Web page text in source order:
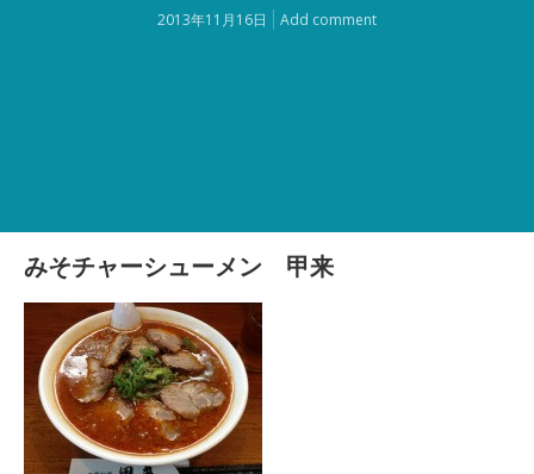
2013年11月16日 Add comment
みそチャーシューメン 甲来